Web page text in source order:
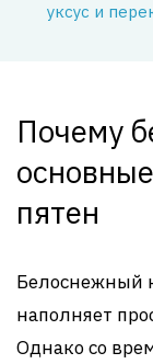
уксус и
Почему
пятен
Белоснежный
наполняет
Однако со